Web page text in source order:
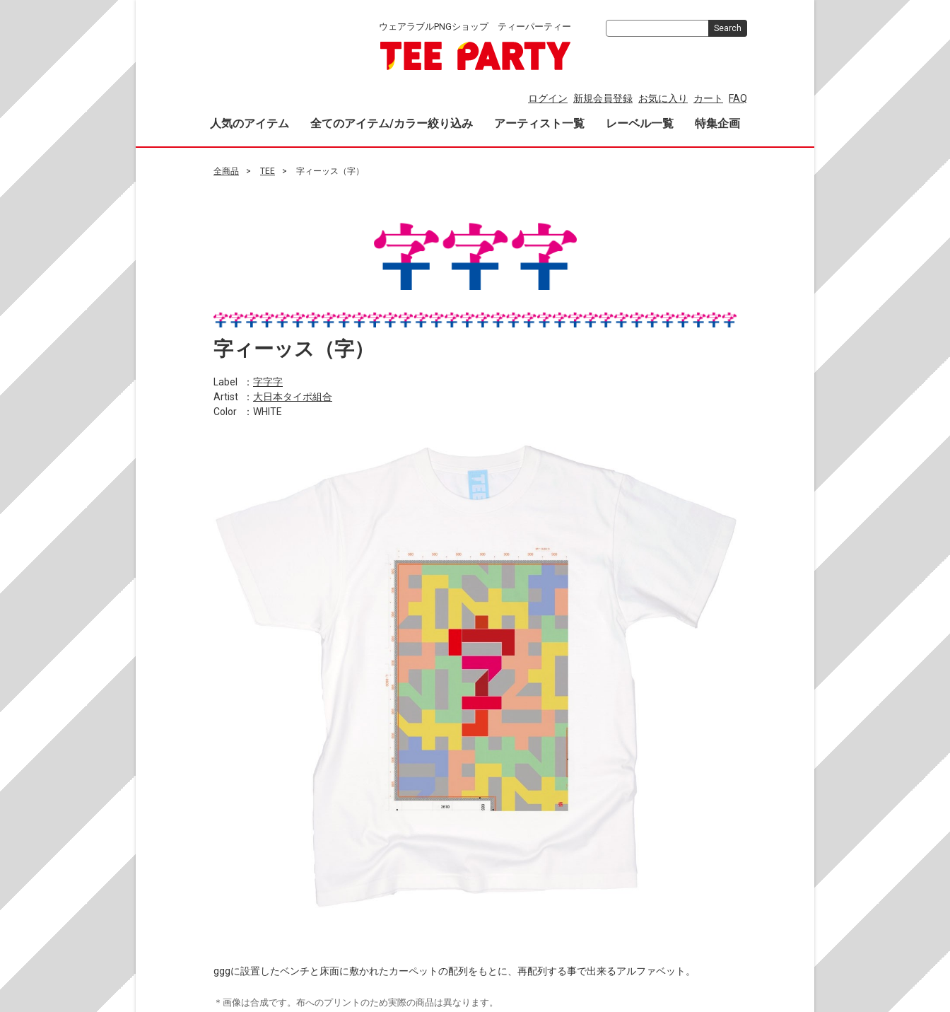
ウェアラブルPNGショップ ティーパーティー
ログイン 新規会員登録 お気に入り カート FAQ
人気のアイテム 全てのアイテム/カラー絞り込み アーティスト一覧 レーベル一覧 特集企画
Search
全商品 TEE 字ィーッス（字）
字ィーッス（字）
Label ： 字字字
Artist
： 大日本タイポ組合
Color
：WHITE
gggに設置したベンチと床面に敷かれたカーペットの配列をもとに、再配列する事で出来るアルファベット。
＊画像は合成です。布へのプリントのため実際の商品は異なります。